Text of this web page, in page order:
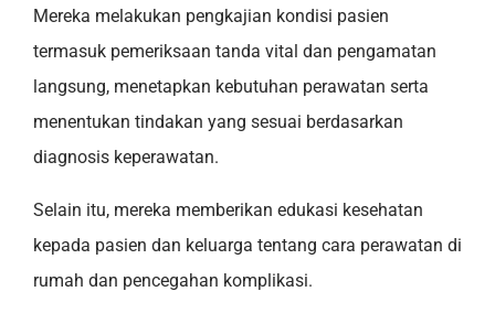
Mereka melakukan pengkajian kondisi pasien
termasuk pemeriksaan tanda vital dan pengamatan
langsung, menetapkan kebutuhan perawatan serta
menentukan tindakan yang sesuai berdasarkan
diagnosis keperawatan.
Selain itu, mereka memberikan edukasi kesehatan
kepada pasien dan keluarga tentang cara perawatan di
rumah dan pencegahan komplikasi.